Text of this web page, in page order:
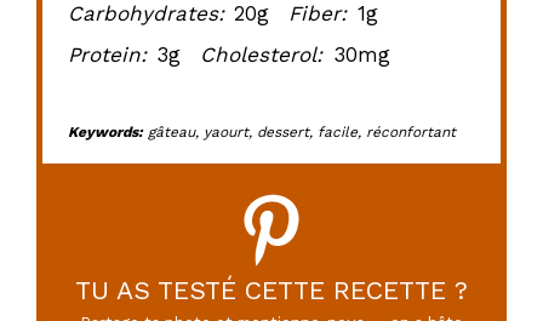
Carbohydrates: 20g Fiber: 1g
Protein: 3g Cholesterol: 30mg
Keywords:gâteau, yaourt, dessert, facile, réconfortant
TU AS TESTÉ CETTE RECETTE ?